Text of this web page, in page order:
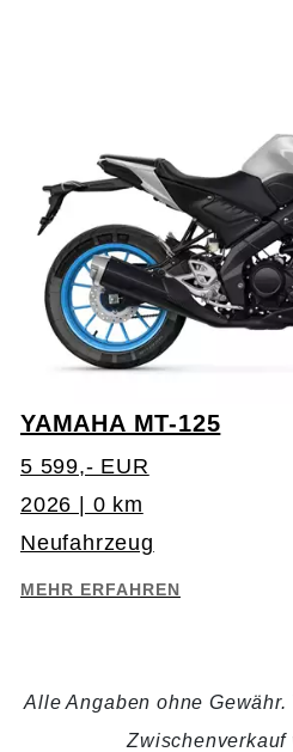
YAMAHA MT-125
5 599,- EUR
2026 | 0 km
Neufahrzeug
MEHR ERFAHREN
Alle Angaben ohne
Zwischenverkauf